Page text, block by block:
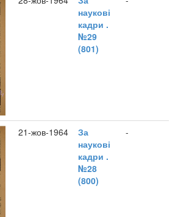
наукові
кадри .
№29
(801)
21-жов-1964
За
наукові
кадри .
№28
(800)
-